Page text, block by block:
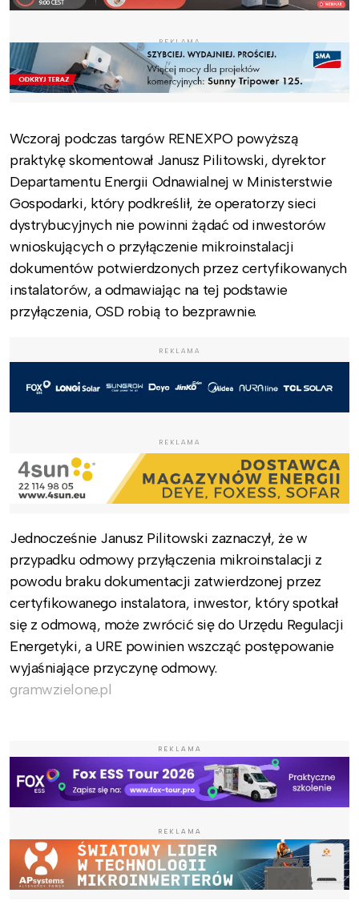
REKLAMA
Wczoraj podczas targów RENEXPO powyższą
praktykę skomentował Janusz Pilitowski, dyrektor
Departamentu Energii Odnawialnej w Ministerstwie
Gospodarki, który podkreślił, że operatorzy sieci
dystrybucyjnych nie powinni żądać od inwestorów
wnioskujących o przyłączenie mikroinstalacji
dokumentów potwierdzonych przez certyfikowanych
instalatorów, a odmawiając na tej podstawie
przyłączenia, OSD robią to bezprawnie.
REKLAMA
REKLAMA
Jednocześnie Janusz Pilitowski zaznaczył, że w
przypadku odmowy przyłączenia mikroinstalacji z
powodu braku dokumentacji zatwierdzonej przez
certyfikowanego instalatora, inwestor, który spotkał
się z odmową, może zwrócić się do Urzędu Regulacji
Energetyki, a URE powinien wszcząć postępowanie
wyjaśniające przyczynę odmowy.
gramwzielone.pl
REKLAMA
REKLAMA